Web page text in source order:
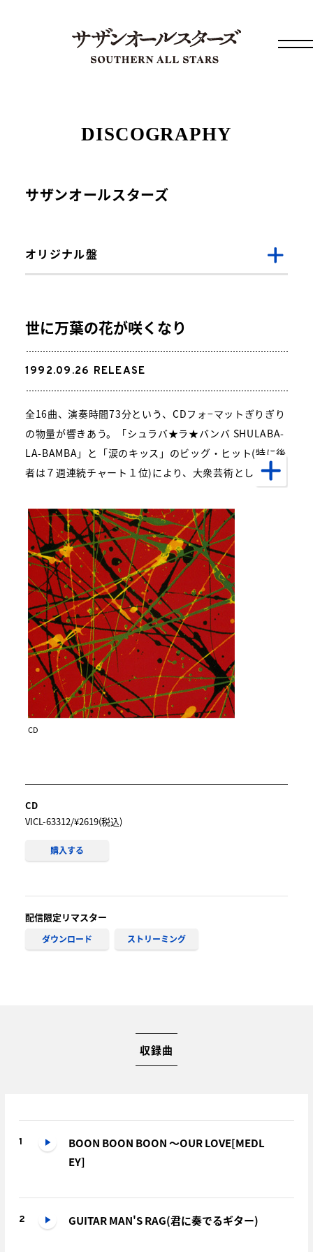
DISCOGRAPHY
サザンオールスターズ
オリジナル盤
世に万葉の花が咲くなり
1992.09.26 RELEASE
全16曲、演奏時間73分という、CDフォ−マットぎりぎり
の物量が響きあう。「シュラバ★ラ★バンバ SHULABA-
LA-BAMBA」と「涙のキッス」のビッグ・ヒット(特に後
者は７週連続チャート１位)により、大衆芸術としてのサ
ような、実験的な作風へも心置きなく向かっていけた時
期でもあった。これまでのノウハウやコツは、いったん
リセットされたかのようでもあったが、だからこそ、そ
の先にある、まっさらなスタンダード性に辿り着いてい
るのも魅力だ。「せつない胸に風が吹いてた」や「慕
情」は、そんな名作なのである。各楽曲それぞれに、
別々のエッジ感があるのも特色だ。ボブ・ディランが憑
依したかのような「ニッポンのヒール」には、歌でプロ
テストする高揚感が色濃い。ただ、桑田が書く社会的な
歌の特徴は、単なるアジテーションではなく、冷静な観
察や風刺に富んでいることである。レコーディングにお
けるテクノロジーがさらに発展し、音を採集・合成・編
る。これがいったい何人編成なのか、俄に判別できない
未体験のバンド・サウンドに仕上がっているのだ。
CD
CD
VICL-63312/¥2619(税込)
購入する
配信限定リマスター
ダウンロード ストリーミング
収録曲
1
BOON BOON BOON ～OUR LOVE[MEDL
EY]
2 GUITAR MAN'S RAG(君に奏でるギター)